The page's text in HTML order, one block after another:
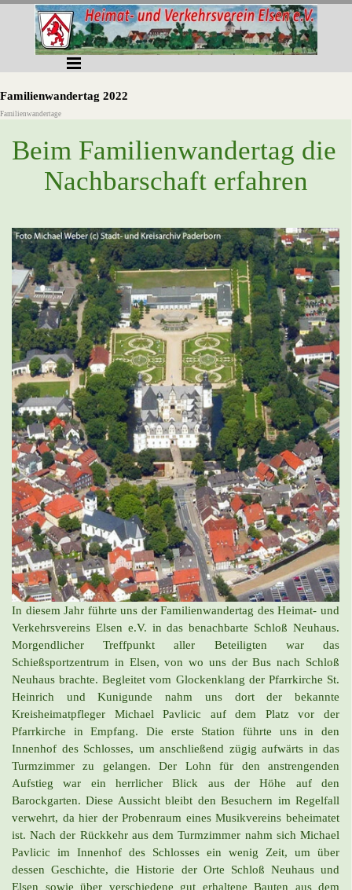
Direkt zum Seiteninhalt
Menü überspringen
Familienwandertag 2022
Familienwandertage
Beim Familienwandertag die
Nachbarschaft erfahren
In diesem Jahr führte uns der Familienwandertag des Heimat- und
Verkehrsvereins Elsen e.V. in das benachbarte Schloß Neuhaus.
Morgendlicher Treffpunkt aller Beteiligten war das
Schießsportzentrum in Elsen, von wo uns der Bus nach Schloß
Neuhaus brachte. Begleitet vom Glockenklang der Pfarrkirche St.
Heinrich und Kunigunde nahm uns dort der bekannte
Kreisheimatpfleger Michael Pavlicic auf dem Platz vor der
Pfarrkirche in Empfang. Die erste Station führte uns in den
Innenhof des Schlosses, um anschließend zügig aufwärts in das
Turmzimmer zu gelangen. Der Lohn für den anstrengenden
Aufstieg war ein herrlicher Blick aus der Höhe auf den
Barockgarten. Diese Aussicht bleibt den Besuchern im Regelfall
verwehrt, da hier der Probenraum eines Musikvereins beheimatet
ist. Nach der Rückkehr aus dem Turmzimmer nahm sich Michael
Pavlicic im Innenhof des Schlosses ein wenig Zeit, um über
dessen Geschichte, die Historie der Orte Schloß Neuhaus und
Elsen sowie über verschiedene gut erhaltene Bauten aus dem